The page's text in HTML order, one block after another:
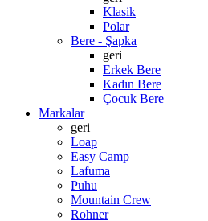
Klasik
Polar
Bere - Şapka
geri
Erkek Bere
Kadın Bere
Çocuk Bere
Markalar
geri
Loap
Easy Camp
Lafuma
Puhu
Mountain Crew
Rohner